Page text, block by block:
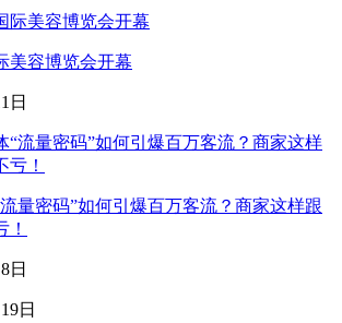
美容博览会开幕
日
量密码”如何引爆百万客流？商家这样跟
！
日
日